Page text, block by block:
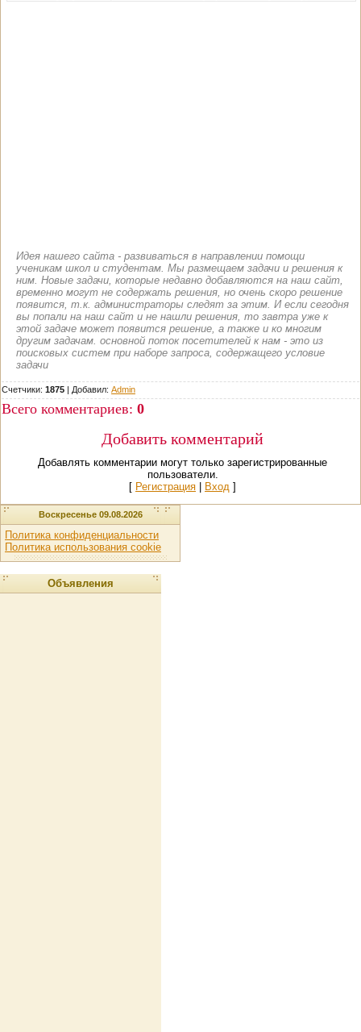
Идея нашего сайта - развиваться в направлении помощи
ученикам школ и студентам. Мы размещаем задачи и решения к
ним. Новые задачи, которые недавно добавляются на наш сайт,
временно могут не содержать решения, но очень скоро решение
появится, т.к. администраторы следят за этим. И если сегодня
вы попали на наш сайт и не нашли решения, то завтра уже к
этой задаче может появится решение, а также и ко многим
другим задачам. основной поток посетителей к нам - это из
поисковых систем при наборе запроса, содержащего условие
задачи
Счетчики: 1875 | Добавил: Admin
Всего комментариев: 0
Добавить комментарий
Добавлять комментарии могут только зарегистрированные
пользователи.
[ Регистрация Вход ]
Воскресенье 09.08.2026
Политика конфиденциальности
Политика использования cookie
Объявления